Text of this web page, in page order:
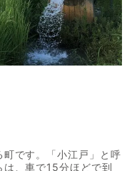
です。「小江戸」と呼
、車で15分ほどで到